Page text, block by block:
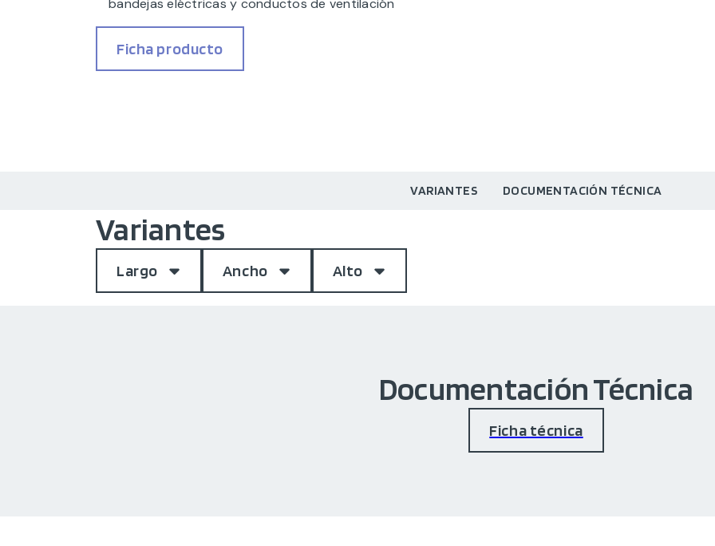
bandejas eléctricas y conductos de ventilación
Ficha producto
VARIANTES DOCUMENTACIÓN TÉCNICA
Variantes
Largo Ancho Alto
Documentación Técnica
Ficha técnica